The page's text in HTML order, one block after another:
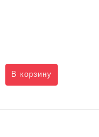
В корзину